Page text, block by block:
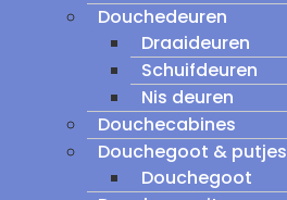
Douchedeuren
Draaideuren
Schuifdeuren
Nis deuren
Douchecabines
Douchegoot & putjes
Douchegoot